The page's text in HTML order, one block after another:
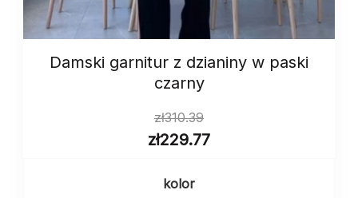
Damski garnitur z dzianiny w paski
czarny
zł310.39
zł229.77
kolor